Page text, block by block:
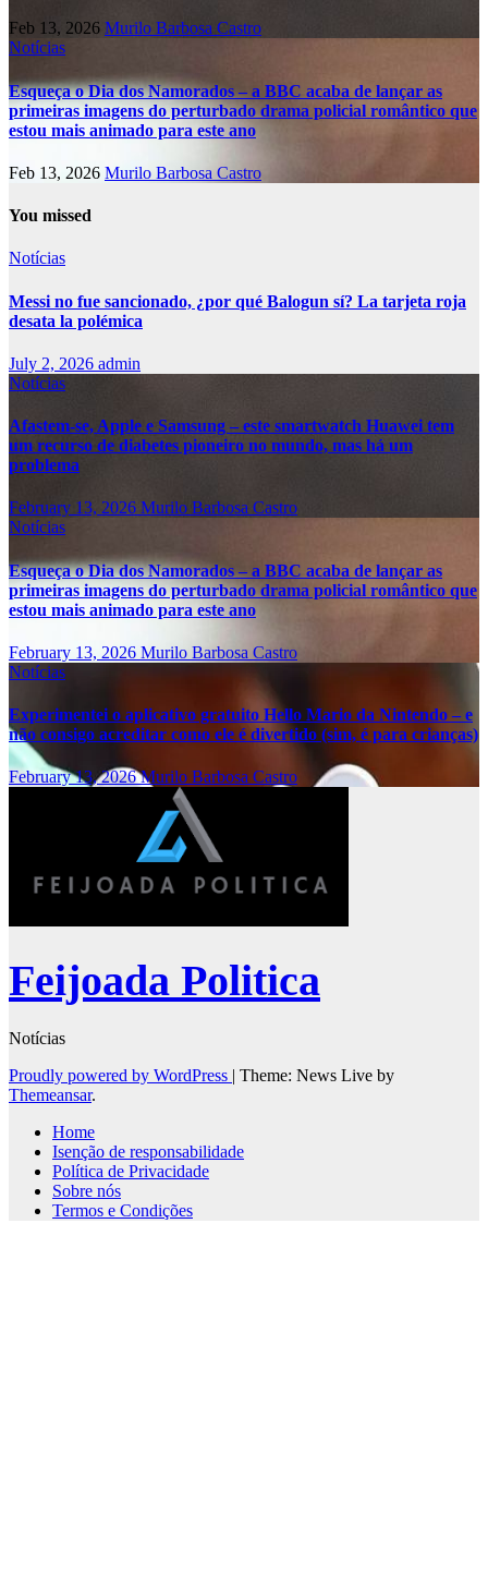
Feb 13, 2026 Murilo Barbosa Castro
Notícias
Esqueça o Dia dos Namorados – a BBC acaba de lançar as
primeiras imagens do perturbado drama policial romântico que
estou mais animado para este ano
Feb 13, 2026 Murilo Barbosa Castro
You missed
Notícias
Messi no fue sancionado, ¿por qué Balogun sí? La tarjeta roja
desata la polémica
July 2, 2026 admin
Notícias
Afastem-se, Apple e Samsung – este smartwatch Huawei tem
um recurso de diabetes pioneiro no mundo, mas há um
problema
February 13, 2026 Murilo Barbosa Castro
Notícias
Esqueça o Dia dos Namorados – a BBC acaba de lançar as
primeiras imagens do perturbado drama policial romântico que
estou mais animado para este ano
February 13, 2026 Murilo Barbosa Castro
Notícias
Experimentei o aplicativo gratuito Hello Mario da Nintendo – e
não consigo acreditar como ele é divertido (sim, é para crianças)
February 13, 2026Murilo Barbosa Castro
Feijoada Politica
Notícias
Proudly powered by WordPress | Theme: News Live by
Themeansar.
Home
Isenção de responsabilidade
Política de Privacidade
Sobre nós
Termos e Condições